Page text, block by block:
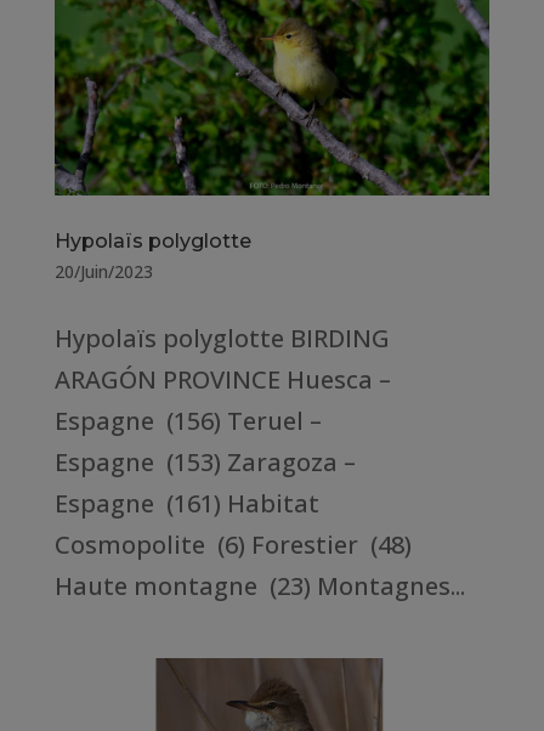
Hypolaïs polyglotte
20/Juin/2023
Hypolaïs polyglotte BIRDING
ARAGÓN PROVINCE Huesca –
Espagne (156) Teruel –
Espagne (153) Zaragoza –
Espagne (161) Habitat
Cosmopolite (6) Forestier (48)
Haute montagne (23) Montagnes...